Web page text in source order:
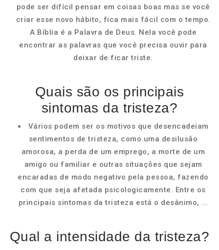
pode ser difícil pensar em coisas boas mas se você
criar esse novo hábito, fica mais fácil com o tempo.
A Bíblia é a Palavra de Deus. Nela você pode
encontrar as palavras que você precisa ouvir para
deixar de ficar triste.
Quais são os principais
sintomas da tristeza?
Vários podem ser os motivos que desencadeiam
sentimentos de tristeza, como uma desilusão
amorosa, a perda de um emprego, a morte de um
amigo ou familiar e outras situações que sejam
encaradas de modo negativo pela pessoa, fazendo
com que seja afetada psicologicamente. Entre os
principais sintomas da tristeza está o desânimo, ...
Qual a intensidade da tristeza?